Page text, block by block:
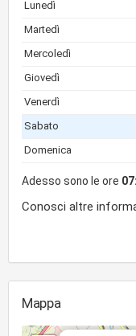
Lunedì
Martedì
Mercoledì
Giovedì
Venerdì
Sabato
Domenica
Adesso sono le ore
Conosci altre
Mappa